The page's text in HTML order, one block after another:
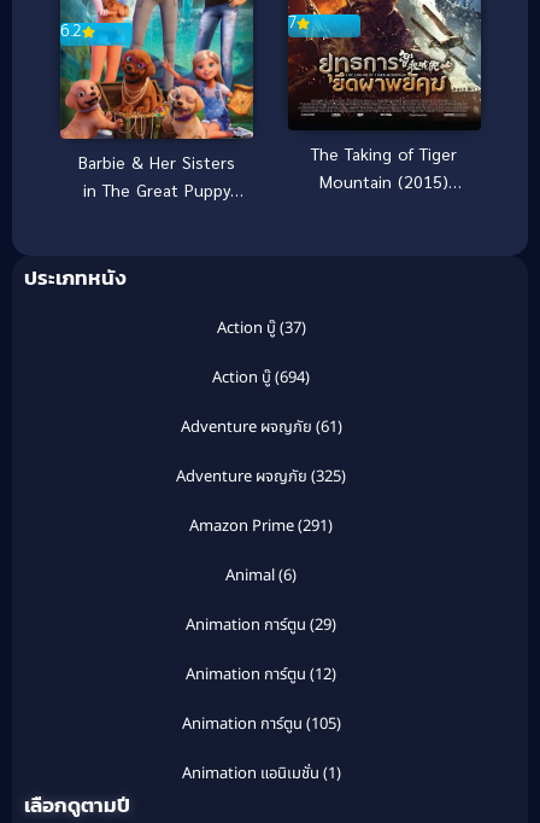
6.2
Barbie & Her Sisters
in The Great Puppy
ใหญ่ของน้องหมาผู้น่ารัก
7
The Taking of Tiger
Mountain (2015)
ประเภทหนัง
Action บู๊(37)
Action บู๊(694)
Adventure ผจญภัย (61)
Adventure ผจญภัย (325)
Amazon Prime(291)
Animal(6)
Animation การ์ตูน (29)
Animation การ์ตูน (12)
Animation การ์ตูน (105)
Animation แอนิเมชั่น (1)
เลือกดูตามปี